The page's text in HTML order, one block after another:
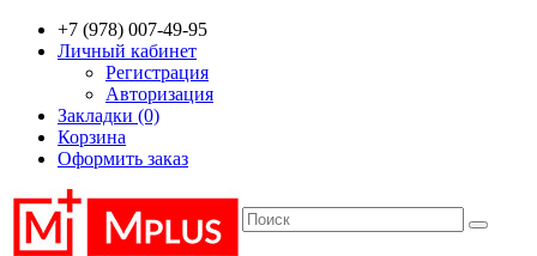
+7 (978) 007-49-95
Личный кабинет
Регистрация
Авторизация
Закладки (0)
Корзина
Оформить заказ